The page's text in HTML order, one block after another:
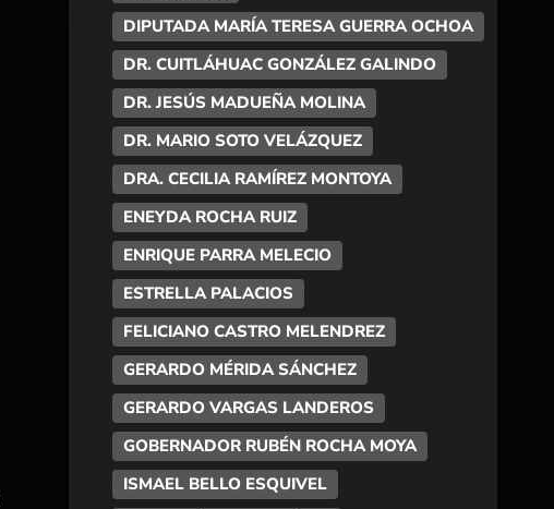
DIPUTADA MARÍA TERESA GUERRA OCHOA
DR. CUITLÁHUAC GONZÁLEZ GALINDO
DR. JESÚS MADUEÑA MOLINA
DR. MARIO SOTO VELÁZQUEZ
DRA. CECILIA RAMÍREZ MONTOYA
ENEYDA ROCHA RUIZ
ENRIQUE PARRA MELECIO
ESTRELLA PALACIOS
FELICIANO CASTRO MELENDREZ
GERARDO MÉRIDA SÁNCHEZ
GERARDO VARGAS LANDEROS
GOBERNADOR RUBÉN ROCHA MOYA
ISMAEL BELLO ESQUIVEL